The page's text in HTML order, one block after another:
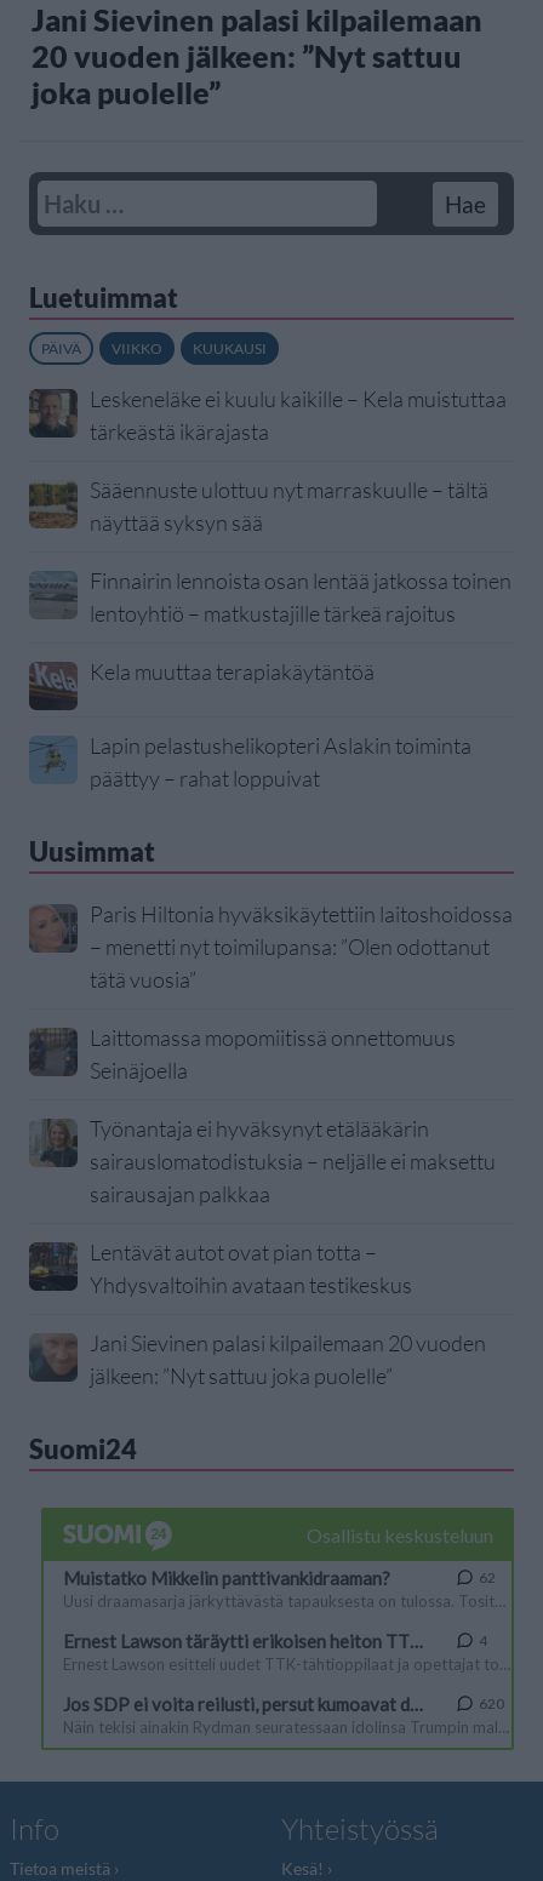
Jani Sievinen palasi kilpailemaan
20 vuoden jälkeen: ”Nyt sattuu
joka puolelle”
Luetuimmat
PÄIVÄ VIIKKO KUUKAUSI
Leskeneläke ei kuulu kaikille – Kela muistuttaa
tärkeästä ikärajasta
Sääennuste ulottuu nyt marraskuulle – tältä
näyttää syksyn sää
Finnairin lennoista osan lentää jatkossa toinen
lentoyhtiö – matkustajille tärkeä rajoitus
Kela muuttaa terapiakäytäntöä
Lapin pelastushelikopteri Aslakin toiminta
päättyy – rahat loppuivat
Uusimmat
Paris Hiltonia hyväksikäytettiin laitoshoidossa
– menetti nyt toimilupansa: ”Olen odottanut
tätä vuosia”
Laittomassa mopomiitissä onnettomuus
Seinäjoella
Työnantaja ei hyväksynyt etälääkärin
sairauslomatodistuksia – neljälle ei maksettu
sairausajan palkkaa
Lentävät autot ovat pian totta –
Yhdysvaltoihin avataan testikeskus
Jani Sievinen palasi kilpailemaan 20 vuoden
jälkeen: ”Nyt sattuu joka puolelle”
Suomi24
Info
Tietoa meistä
Yhteistyössä
Kesä!